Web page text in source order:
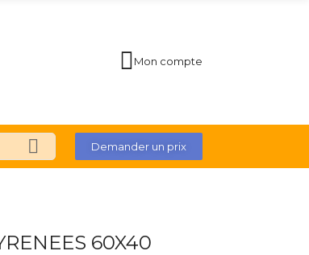
Mon compte
Demander un prix
60X40